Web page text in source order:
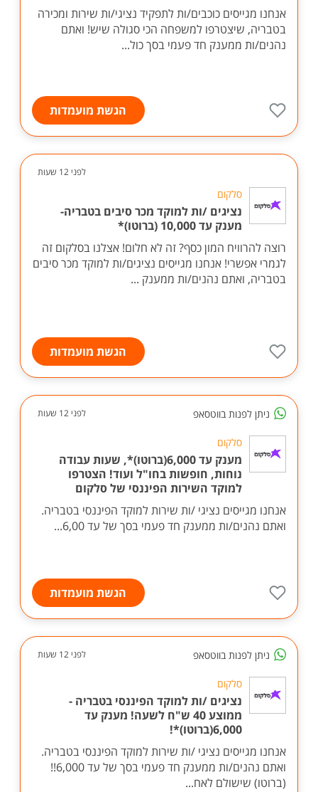
אנחנו מגייסים כוכבים/ות לתפקיד נציגי/ות שירות ומכירה
בטבריה, שיצטרפו למשפחה הכי סגולה שיש! ואתם
נהנים/ות ממענק חד פעמי בסך כול...
הגשת מועמדות
לפני 12 שעות
סלקום
נציגים /ות למוקד מכר סיבים בטבריה-
מענק עד 10,000 (ברוטו)*
רוצה להרוויח המון כסף? זה לא חלום! אצלנו בסלקום זה
לגמרי אפשרי! אנחנו מגייסים נציגים/ות למוקד מכר סיבים
בטבריה, ואתם נהנים/ות ממענק ...
הגשת מועמדות
ניתן לפנות בווטסאפ לפני 12 שעות
סלקום
מענק עד 6,000(ברוטו)*, שעות עבודה
נוחות, חופשות בחו"ל ועוד! הצטרפו
למוקד השירות הפיננסי של סלקום
אנחנו מגייסים נציגי /ות שירות למוקד הפיננסי בטבריה.
ואתם נהנים/ות ממענק חד פעמי בסך של עד 6,00...
הגשת מועמדות
ניתן לפנות בווטסאפ לפני 12 שעות
סלקום
נציגים /ות למוקד הפיננסי בטבריה -
ממוצע 40 ש"ח לשעה! מענק עד
6,000(ברוטו)*!
אנחנו מגייסים נציגי /ות שירות למוקד הפיננסי בטבריה.
ואתם נהנים/ות ממענק חד פעמי בסך של עד 6,000!!
(ברוטו) שישולם לאח...